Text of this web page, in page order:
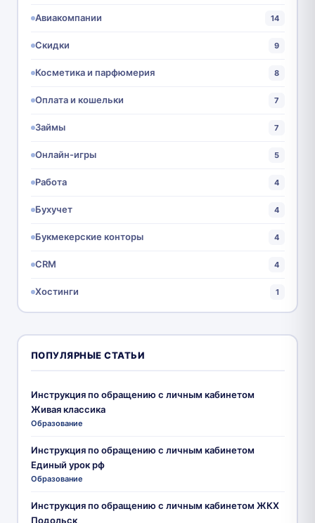
Авиакомпании 14
Скидки 9
Косметика и парфюмерия 8
Оплата и кошельки 7
Займы 7
Онлайн-игры 5
Работа 4
Бухучет 4
Букмекерские конторы 4
CRM 4
Хостинги 1
ПОПУЛЯРНЫЕ СТАТЬИ
Инструкция по обращению с личным кабинетом
Живая классика
Образование
Инструкция по обращению с личным кабинетом
Единый урок рф
Образование
Инструкция по обращению с личным кабинетом ЖКХ
Подольск